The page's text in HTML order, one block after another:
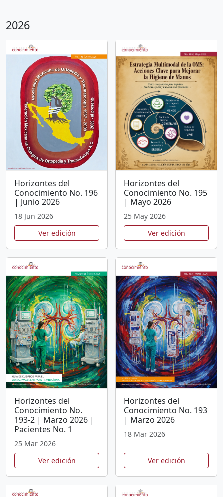
2026
Horizontes del
Conocimiento No. 196
| Junio 2026
18 Jun 2026
Ver edición
Horizontes del
Conocimiento No. 195
| Mayo 2026
25 May 2026
Ver edición
Horizontes del
Conocimiento No.
193-2 | Marzo 2026 |
Pacientes No. 1
25 Mar 2026
Ver edición
Horizontes del
Conocimiento No. 193
| Marzo 2026
18 Mar 2026
Ver edición